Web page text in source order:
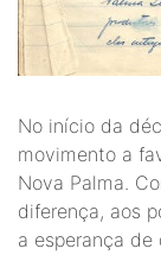
No início da
movimento a
Nova Palma.
diferença, aos
a esperança de